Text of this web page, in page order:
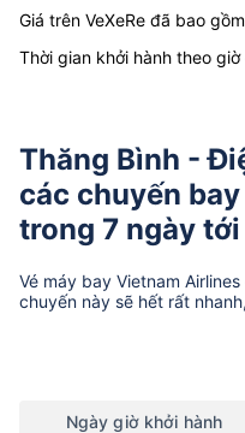
Giá trên VeXeRe đã bao
Thời gian khởi hành theo
Thăng Bình -
các chuyến
trong 7 ngày tới
Vé máy bay Vietnam Airlines
chuyến này sẽ hết rất
Ngày giờ khởi hành